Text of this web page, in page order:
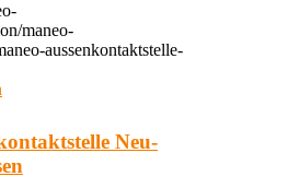
maneo-
aussenkontaktstelle-
Neu-